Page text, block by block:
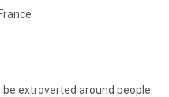
extroverted around people